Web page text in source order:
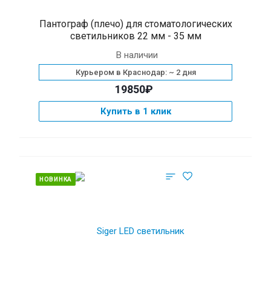
Пантограф (плечо) для стоматологических
светильников 22 мм - 35 мм
В наличии
Курьером в Краснодар: ~ 2 дня
19850₽
Купить в 1 клик
НОВИНКА